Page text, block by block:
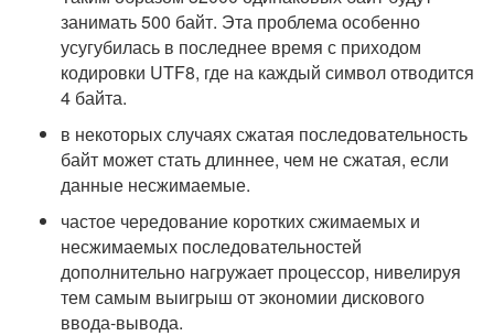
занимать 500 байт. Эта проблема особенно
усугубилась в последнее время с приходом
кодировки UTF8, где на каждый символ отводится
4 байта.
в некоторых случаях сжатая последовательность
байт может стать длиннее, чем не сжатая, если
данные несжимаемые.
частое чередование коротких сжимаемых и
несжимаемых последовательностей
дополнительно нагружает процессор, нивелируя
тем самым выигрыш от экономии дискового
ввода-вывода.